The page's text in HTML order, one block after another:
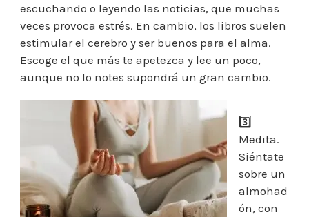
escuchando o leyendo las noticias, que muchas
veces provoca estrés. En cambio, los libros suelen
estimular el cerebro y ser buenos para el alma.
Escoge el que más te apetezca y lee un poco,
aunque no lo notes supondrá un gran cambio.
3️⃣
Medita.
Siéntate
sobre un
almohad
ón, con